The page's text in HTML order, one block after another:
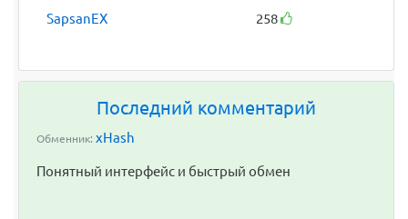
SapsanEX 258
Последний комментарий
Обменник: xHash
Понятный интерфейс и быстрый обмен